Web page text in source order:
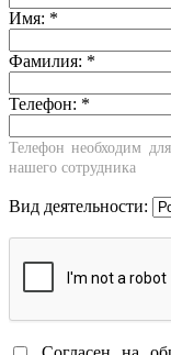
Имя: *
Фамилия: *
Телефон: *
Телефон необходим
нашего сотрудника
Вид деятельности: